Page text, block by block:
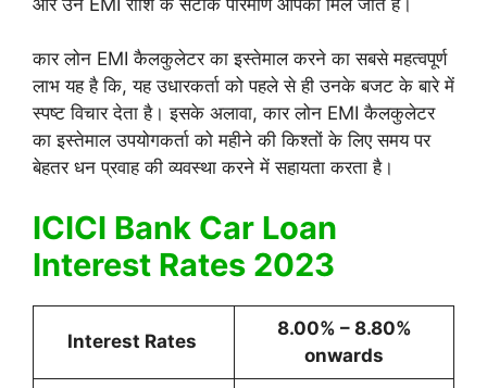
कार लोन EMI कैलकुलेटर का इस्तेमाल करने का सबसे महत्वपूर्ण
लाभ यह है कि, यह उधारकर्ता को पहले से ही उनके बजट के बारे में
स्पष्ट विचार देता है। इसके अलावा, कार लोन EMI कैलकुलेटर
का इस्तेमाल उपयोगकर्ता को महीने की किश्तों के लिए समय पर
बेहतर धन प्रवाह की व्यवस्था करने में सहायता करता है।
ICICI Bank Car Loan
Interest Rates 2023
Interest Rates
8.00% – 8.80%
onwards